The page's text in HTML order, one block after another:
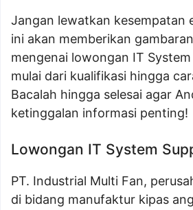
Jangan lewatkan kesempatan
ini akan memberikan
mengenai lowongan IT
mulai dari kualifikasi hingga
Bacalah hingga selesai agar
ketinggalan informasi penting!
Lowongan IT System
PT. Industrial Multi Fan,
di bidang manufaktur kipas